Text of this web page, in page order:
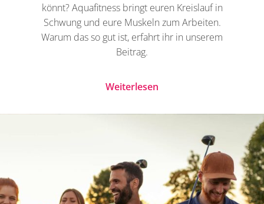
könnt? Aquafitness bringt euren Kreislauf in
Schwung und eure Muskeln zum Arbeiten.
Warum das so gut ist, erfahrt ihr in unserem
Beitrag.
Weiterlesen